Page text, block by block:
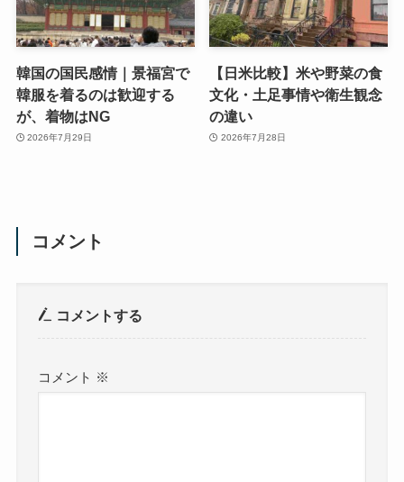
韓国の国民感情｜景福宮で
韓服を着るのは歓迎する
が、着物はNG
2026年7月29日
【日米比較】米や野菜の食
文化・土足事情や衛生観念
の違い
2026年7月28日
コメント
コメントする
コメント ※